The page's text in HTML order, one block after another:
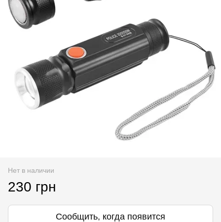
Нет в наличии
230 грн
Сообщить, когда появится